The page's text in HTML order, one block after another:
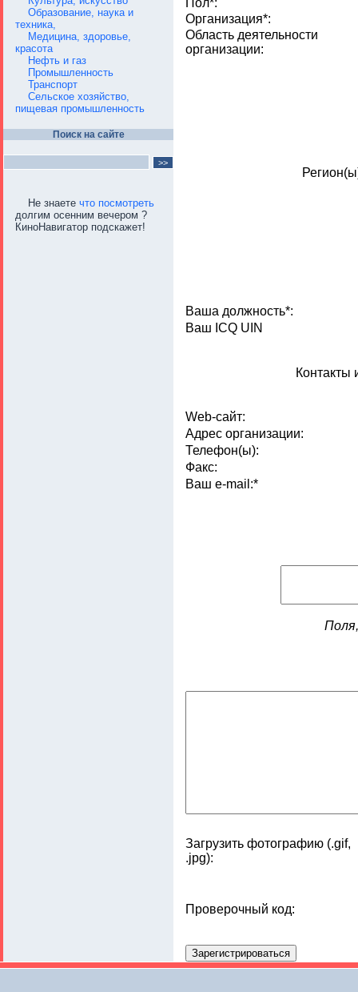
Образование, наука и
техника,
Медицина, здоровье,
красота
Нефть и газ
Промышленность
Транспорт
Сельское хозяйство,
пищевая промышленность
Поиск на сайте
Не знаете что посмотреть
долгим осенним вечером ?
КиноНавигатор подскажет!
Пол*:
Организация*:
Область деятельности
организации:
Ваша должность*:
Ваш ICQ UIN
Контакты
Web-сайт:
Адрес организации:
Телефон(ы):
Факс:
Ваш e-mail:*
Загрузить фотографию (.gif,
.jpg):
Проверочный код: